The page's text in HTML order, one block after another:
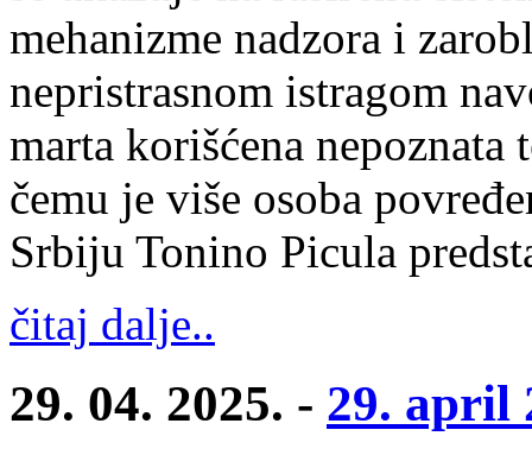
mehanizme nadzora i
nepristrasnom istragom
marta korišćena
čemu je više osoba
Srbiju Tonino Picula
čitaj dalje..
29. 04. 2025. - 29. april